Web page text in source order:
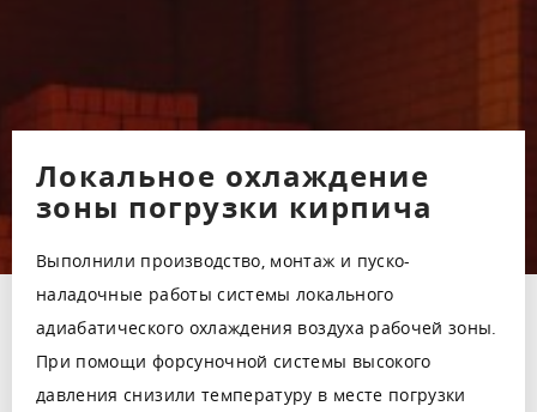
Локальное охлаждение
зоны погрузки кирпича
Выполнили производство, монтаж и пуско-
наладочные работы системы локального
адиабатического охлаждения воздуха рабочей зоны.
При помощи форсуночной системы высокого
давления снизили температуру в месте погрузки